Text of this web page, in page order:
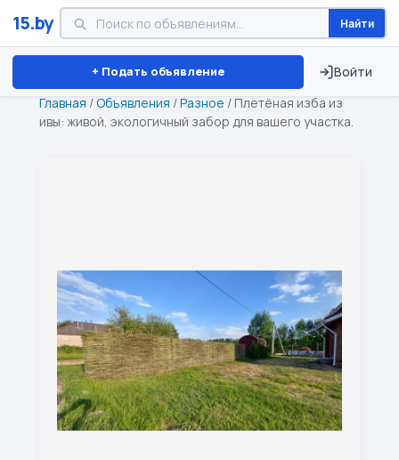
15.by Найти
+ Подать объявление Войти
Минск Витебск Брест ⏱ ТОЛЬКО 15 ДНЕЙ
Главная /Объявления /Разное / Плетёная изба из
ивы: живой, экологичный забор для вашего участка.